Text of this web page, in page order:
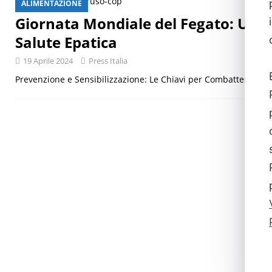
[ 29 Luglio 2026 ]
Giornata mondiale delle epatiti, malattia
ALIMENTAZIONE
Giornata Mondiale del Fegato: Un
Salute Epatica
19 Aprile 2024 Press Italia
Prevenzione e Sensibilizzazione: Le Chiavi per Combattere le